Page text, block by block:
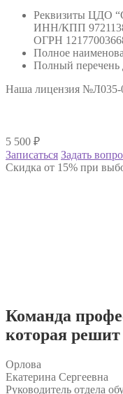
Реквизиты ЦДО
ИНН/КПП
ОГРН
Полное
Полный перечень
Наша лицензия №Л035-
5 500 ₽
Записаться Задать
Скидка от 15% при
Команда
которая
Орлова
Екатерина Сергеевна
Руководитель отдела